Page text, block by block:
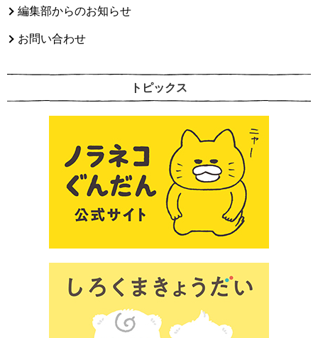
編集部からのお知らせ
お問い合わせ
トピックス